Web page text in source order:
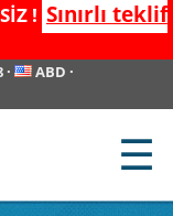
! Sınırlı teklif
· ABD ·
☰